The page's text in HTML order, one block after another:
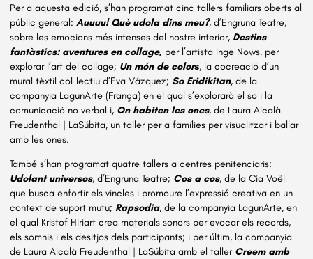
Per a aquesta edició, s’han programat cinc tallers familiars oberts al
públic general: Auuuu! Què udola dins meu?, d’Engruna Teatre,
sobre les emocions més intenses del nostre interior, Destins
fantàstics: aventures en collage, per l’artista Inge Nows, per
explorar l’art del collage; Un món de colors, la cocreació d’un
mural tèxtil col·lectiu d’Eva Vázquez; So Eridikitan, de la
companyia LagunArte (França) en el qual s’explorarà el so i la
comunicació no verbal i, On habiten les ones, de Laura Alcalà
Freudenthal | LaSúbita, un taller per a famílies per visualitzar i ballar
amb les ones.
També s’han programat quatre tallers a centres penitenciaris:
Udolant universos, d’Engruna Teatre; Cos a cos, de la Cia Voël
que busca enfortir els vincles i promoure l’expressió creativa en un
context de suport mutu; Rapsodia, de la companyia LagunArte, en
el qual Kristof Hiriart crea materials sonors per evocar els records,
els somnis i els desitjos dels participants; i per últim, la companyia
de Laura Alcalà Freudenthal | LaSúbita amb el tallerCreem amb